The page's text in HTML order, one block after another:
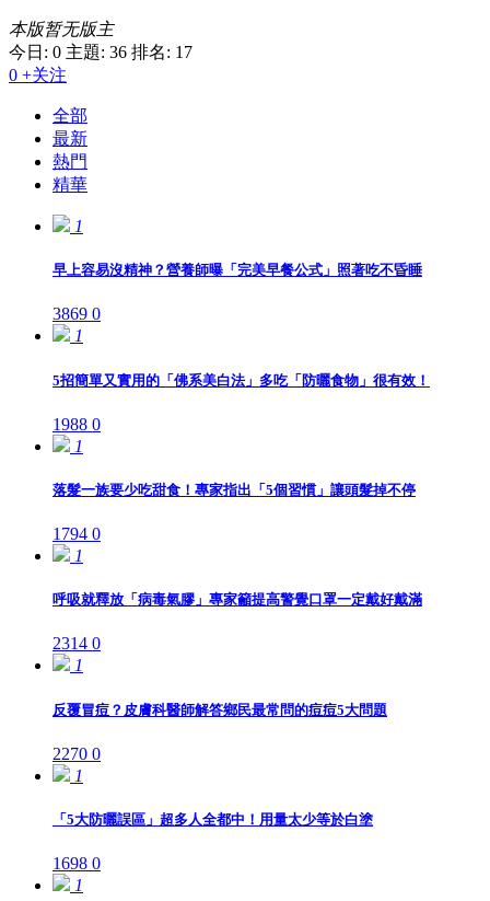
本版暂无版主
今日: 0 主題: 36 排名: 17
0 +关注
全部
最新
熱門
精華
1
早上容易沒精神？營養師曝「完美早餐公式」照著吃不昏睡
3869 0
1
5招簡單又實用的「佛系美白法」多吃「防曬食物」很有效！
1988 0
1
落髮一族要少吃甜食！專家指出「5個習慣」讓頭髮掉不停
1794 0
1
呼吸就釋放「病毒氣膠」專家籲提高警覺口罩一定戴好戴滿
2314 0
1
反覆冒痘？皮膚科醫師解答鄉民最常問的痘痘5大問題
2270 0
1
「5大防曬誤區」超多人全都中！用量太少等於白塗
1698 0
1